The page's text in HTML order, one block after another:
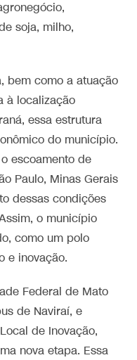
soja, milho,
bem como a atuação
à localização
essa estrutura
do município.
escoamento de
Paulo, Minas Gerais
dessas condições
o município
como um polo
e inovação.
Federal de Mato
de Naviraí, e
de Inovação,
nova etapa. Essa